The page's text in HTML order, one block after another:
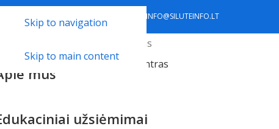
Skip to navigation
Skip to main content
INFO@SILUTEINFO.LT
Tradicinių amatų centras
Tradicinių amatų centras
mus
užsiėmimai